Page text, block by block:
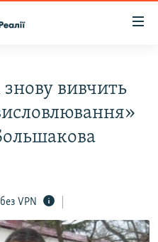
знову вивчить
VPN